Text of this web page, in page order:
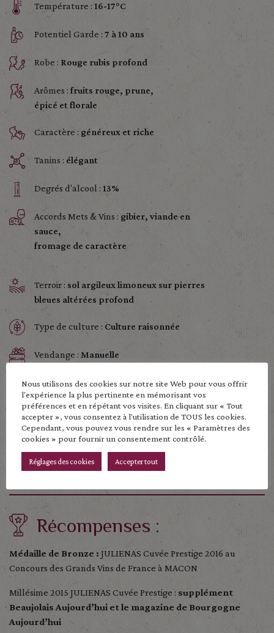
Température : 16-17°C
Potentiel Garde : 7 à 10 ans
Robe : Rouge rubis profond
Arômes : fruits rouge, prune,
épicé et florale
Caractère : généreux et riche
Tanins : élégant
Degrés d'alcool : 13%
Accords Mets & Vins : gibier, viande en
sauce,
fromage de caractère
Terroir : sol argileux limoneux sur pierres
bleues altérées profond
Type de culture : Culture raisonnée
Vendange : Manuelle
Vinification :levures indigènes, macération
longue de 15 à 16 jours avec un élevage en
fut
Age moyen de la vigne :90 ans
Production annuelle :4000 bouteilles
Récompenses :
Médaille de Bronze : JULIENAS Cuvée Prestige 2016 au
Concours des Grands Vins de France à MACON
Millésime 2015 JULIENAS Cuvée Prestige : supplément
Beaujolais Aujourd’hui et le magazine de Bourgogne
Aujourd’hui
Nous utilisons des cookies sur notre site Web pour vous offrir
l'expérience la plus pertinente en mémorisant vos
préférences et en répétant vos visites. En cliquant sur « Tout
accepter », vous consentez à l'utilisation de TOUS les cookies.
Cependant, vous pouvez vous rendre sur les « Paramètres des
cookies » pour fournir un consentement contrôlé.
Réglages des cookies Accepter tout